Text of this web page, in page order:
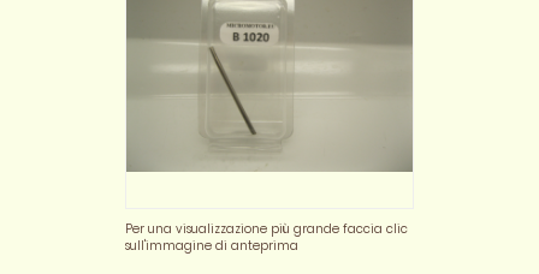
Per una visualizzazione più grande faccia clic
sull'immagine di anteprima